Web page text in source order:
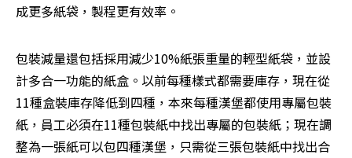
成更多紙袋，製程更有效率。
包裝減量還包括採用減少10%紙張重量的輕型紙袋，並設
計多合一功能的紙盒。以前每種樣式都需要庫存，現在從
11種盒裝庫存降低到四種，本來每種漢堡都使用專屬包裝
紙，員工必須在11種包裝紙中找出專屬的包裝紙；現在調
整為一張紙可以包四種漢堡，只需從三張包裝紙中找出合